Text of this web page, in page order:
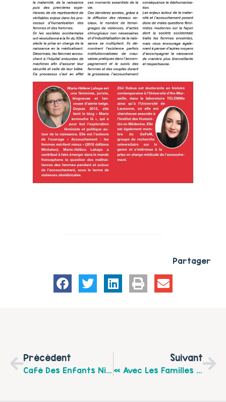
Partager
Précédent
Café Des Enfants Nino’Kid : Le Programme De Novembre !
Suivant
« Avec Les Familles Pour Les Droits Des Enfants » Mercredi 17 Novembre, Une Journée Proposée Par Le Centre Social D’éducation Populaire De Méricourt